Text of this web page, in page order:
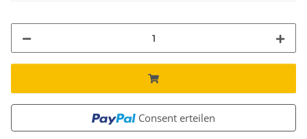
Consent erteilen